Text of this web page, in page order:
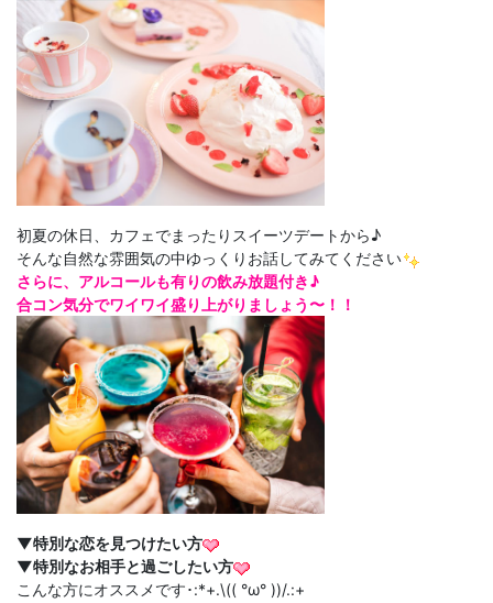
初夏の休日、カフェでまったりスイーツデートから♪
そんな自然な雰囲気の中ゆっくりお話してみてください
さらに、アルコールも有りの飲み放題付き♪
合コン気分でワイワイ盛り上がりましょう〜！！
▼特別な恋を見つけたい方
▼特別なお相手と過ごしたい方
こんな方にオススメです･:*+.\(( °ω° ))/.:+